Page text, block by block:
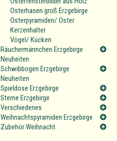
Osterhasen groß Erzgebirge
Osterpyramiden/ Oster
Kerzenhalter
Vögel/ Kücken
Räuchermännchen Erzgebirge
Neuheiten
Schwibbogen Erzgebirge
Neuheiten
Spieldose Erzgebirge
Sterne Erzgebirge
Verschiedenes
Weihnachtspyramiden Erzgebirge
Zubehör Weihnacht